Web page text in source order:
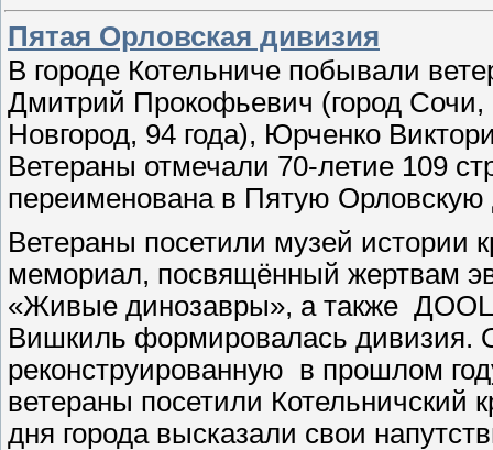
Пятая Орловская дивизия
В городе Котельниче побывали
Дмитрий Прокофьевич (город
Новгород, 94 года), Юрченко
Ветераны отмечали 70-летие 109
переименована в Пятую
Ветераны посетили музей истории
мемориал, посвящённый жертвам
«Живые динозавры», а также ДООЦ
Вишкиль формировалась дивизия.
реконструированную в прошлом
ветераны посетили Котельничский
дня города высказали свои